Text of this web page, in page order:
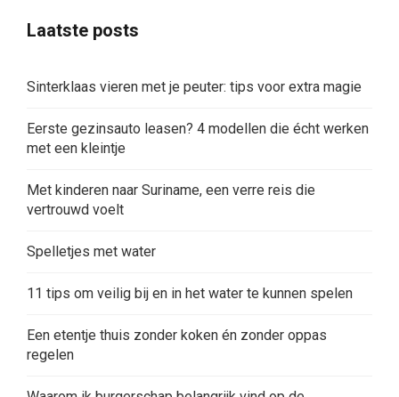
Laatste posts
Sinterklaas vieren met je peuter: tips voor extra magie
Eerste gezinsauto leasen? 4 modellen die écht werken
met een kleintje
Met kinderen naar Suriname, een verre reis die
vertrouwd voelt
Spelletjes met water
11 tips om veilig bij en in het water te kunnen spelen
Een etentje thuis zonder koken én zonder oppas
regelen